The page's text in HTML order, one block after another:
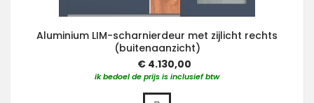
Aluminium LIM-scharnierdeur met zijlicht rechts
(buitenaanzicht)
€ 4.130,00
ik bedoel de prijs is inclusief btw